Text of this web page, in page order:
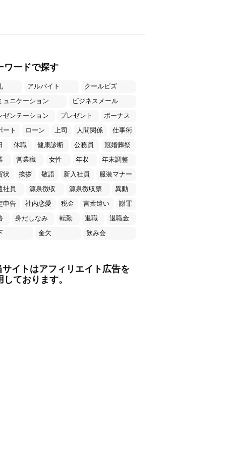
ワードで探す
アルバイト
クールビズ
ュニケーション
ビジネスメール
ゼンテーション
プレゼント
ボーナス
ート
ローン 上司 人間関係
仕事術
休職 健康診断 公務員
冠婚葬祭
営業職 女性 年収
年末調整
状
挨拶 敬語 新入社員
服装マナー
社員
源泉徴収 源泉徴収票
異動
申告
社内恋愛 税金 言葉遣い
謝罪
身だしなみ 転勤 退職
退職金
金欠 飲み会
イトはアフィリエイト広告を
しております。